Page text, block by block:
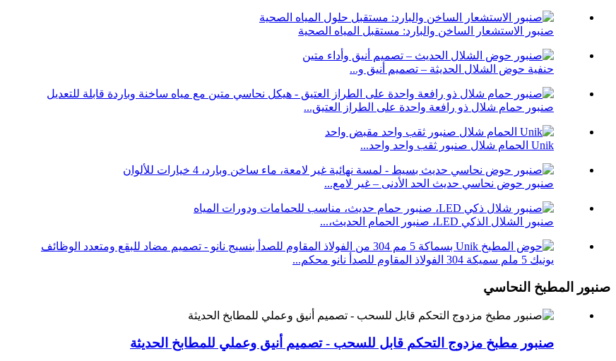
صنبور الاستشعار الساخن والبارد: مستقبل المياه الصحية
حنفية حوض الشلال الحديثة – تصميم أنيق و...
صنبور حمام شلال ذو رافعة واحدة على الطراز العتيق...
Unik الحمام شلال صنبور ثقب واحد واحد...
صنبور حوض نحاسي حديث الحد الأدنى – غير لامع...
صنبور الشلال الذكي LED، صنبور الحمام الحديث،...
يونيك 5 ملم سميكة 304 الفولاذ المقاوم للصدأ نانو محكم...
صنبور المطبخ النحاسي
صنبور مطبخ مزدوج التحكم قابل للسحب - تصميم أنيق وعملي للمطابخ الحديثة